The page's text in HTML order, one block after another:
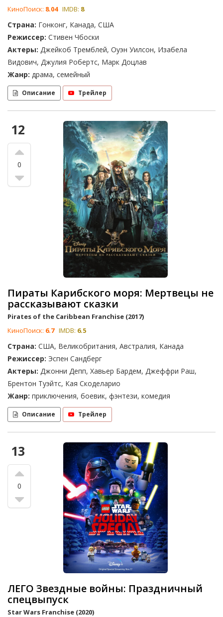
КиноПоиск: 8.04 IMDB: 8
Страна: Гонконг, Канада, США
Режиссер: Стивен Чбоски
Актеры: Джейкоб Тремблей, Оуэн Уилсон, Изабела
Видович, Джулия Робертс, Марк Доцлав
Жанр: драма, семейный
Описание Трейлер
12
0
Пираты Карибского моря: Мертвецы не
рассказывают сказки
Pirates of the Caribbean Franchise (2017)
КиноПоиск: 6.7 IMDB: 6.5
Страна: США, Великобритания, Австралия, Канада
Режиссер: Эспен Сандберг
Актеры: Джонни Депп, Хавьер Бардем, Джеффри Раш,
Брентон Туэйтс, Кая Скоделарио
Жанр: приключения, боевик, фэнтези, комедия
Описание Трейлер
13
0
ЛЕГО Звездные войны: Праздничный
спецвыпуск
Star Wars Franchise (2020)